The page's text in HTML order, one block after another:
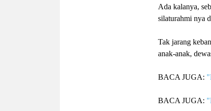
Ada kalanya,
silaturahmi nya
Tak jarang
anak-anak,
BACA JUGA:
BACA JUGA: